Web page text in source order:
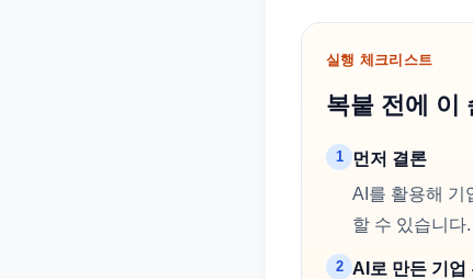
실행 체크리스트
복붙 전에 이
1
먼저 결론
AI를 활용해 기
할 수 있습니다.
2 AI로 만든 기업